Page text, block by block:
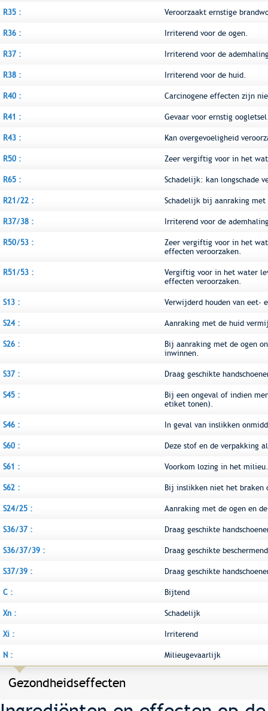
R35 : Veroorzaakt ernstige
R36 : Irriterend voor de ogen.
R37 : Irriterend voor de
R38 : Irriterend voor de huid.
R40 : Carcinogene effecten zijn
R41 : Gevaar voor ernstig
R43 : Kan overgevoeligheid
R50 : Zeer vergiftig voor in het
R65 : Schadelijk: kan longschade
R21/22 : Schadelijk bij aanraking
R37/38 : Irriterend voor de
R50/53 :
Zeer vergiftig voor in het
effecten veroorzaken.
R51/53 :
Vergiftig voor in het water
effecten veroorzaken.
S13 : Verwijderd houden van eet-
S24 : Aanraking met de huid
S26 :
Bij aanraking met de ogen
inwinnen.
S37 : Draag geschikte
S45 :
Bij een ongeval of indien
etiket tonen).
S46 : In geval van inslikken
S60 : Deze stof en de verpakking
S61 : Voorkom lozing in het
S62 : Bij inslikken niet het braken
S24/25 : Aanraking met de ogen en
S36/37 : Draag geschikte
S36/37/39 : Draag geschikte
S37/39 : Draag geschikte
C : Bijtend
Xn : Schadelijk
Xi : Irriterend
N : Milieugevaarlijk
Gezondheidseffecten